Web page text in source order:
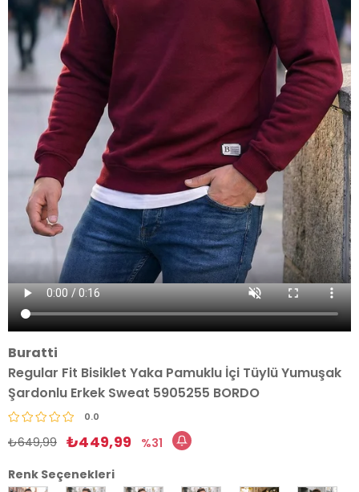
Buratti
Regular Fit Bisiklet Yaka Pamuklu İçi Tüylü Yumuşak
Şardonlu Erkek Sweat 5905255 BORDO
0.0
₺649,99 ₺449,99
31
Renk Seçenekleri